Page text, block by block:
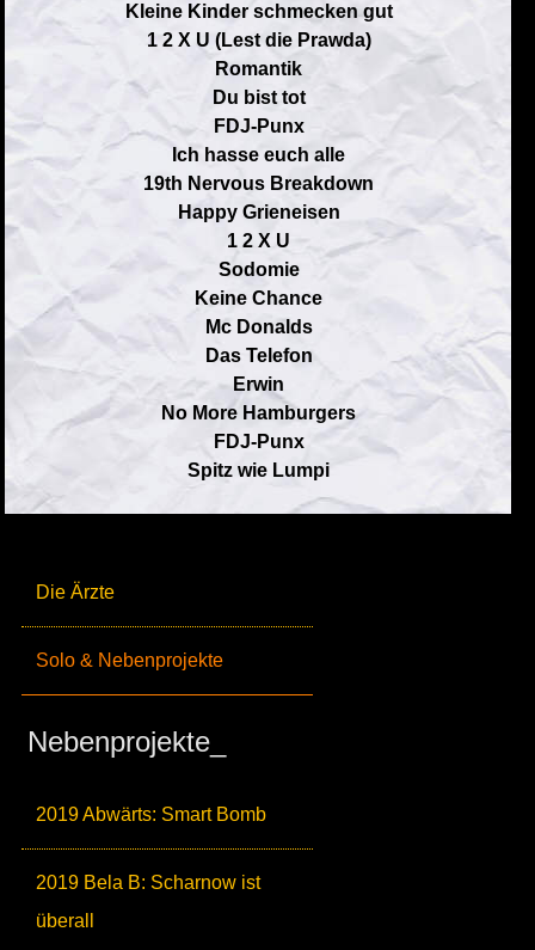
Die Ärzte
Solo & Nebenprojekte
Nebenprojekte_
2019 Abwärts: Smart Bomb
2019 Bela B: Scharnow ist
überall
Kleine Kinder schmecken gut
1 2 X U (Lest die Prawda)
Romantik
Du bist tot
FDJ-Punx
Ich hasse euch alle
19th Nervous Breakdown
Happy Grieneisen
1 2 X U
Sodomie
Keine Chance
Mc Donalds
Das Telefon
Erwin
No More Hamburgers
FDJ-Punx
Spitz wie Lumpi